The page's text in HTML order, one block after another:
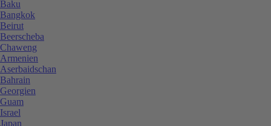
Baku
Bangkok
Beirut
Beerscheba
Chaweng
Armenien
Aserbaidschan
Bahrain
Georgien
Guam
Israel
Japan